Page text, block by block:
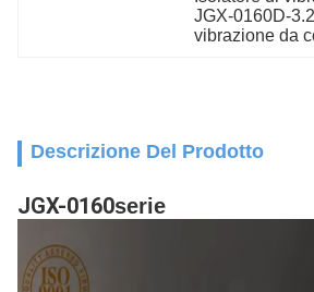
JGX-0160D-
vibrazione da
Descrizione Del Prodotto
JGX-0160serie